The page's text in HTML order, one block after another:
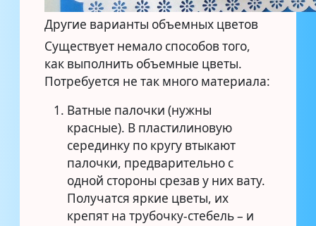
Другие варианты объемных цветов
Существует немало способов того,
как выполнить объемные цветы.
Потребуется не так много материала:
Ватные палочки (нужны
красные). В пластилиновую
серединку по кругу втыкают
палочки, предварительно с
одной стороны срезав у них вату.
Получатся яркие цветы, их
крепят на трубочку-стебель – и